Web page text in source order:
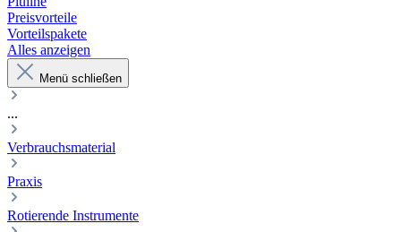
Preisvorteile
Vorteilspakete
Alles anzeigen
Menü schließen
...
Verbrauchsmaterial
Praxis
Rotierende Instrumente